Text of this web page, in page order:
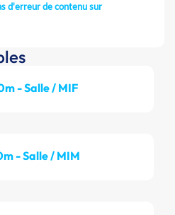
d'erreur de contenu sur
- Salle / MIF
- Salle / MIM